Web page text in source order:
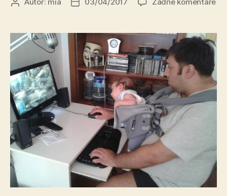
Autor
Datum